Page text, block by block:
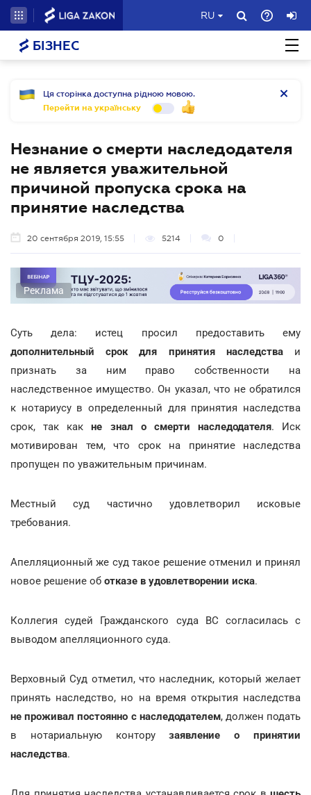
RU
БІЗНЕС
Ця сторінка доступна рідною мовою.
Перейти на українську
Незнание о смерти наследодателя
не является уважительной
причиной пропуска срока на
принятие наследства
20 сентября 2019, 15:55 5214 0
Реклама
Суть дела: истец просил предоставить ему
дополнительный срок для принятия наследстваи
признать за ним право собственности на
наследственное имущество. Он указал, что не обратился
к нотариусу в определенный для принятия наследства
срок, так какне знал о смерти наследодателя. Иск
мотивирован тем, что срок на принятие наследства
пропущен по уважительным причинам.
Местный суд частично удовлетворил исковые
требования.
Апелляционный же суд такое решение отменил и принял
новое решение об отказе в удовлетворении иска.
Коллегия судей Гражданского суда ВС согласилась с
выводом апелляционного суда.
Верховный Суд отметил, что наследник, который желает
принять наследство, но на время открытия наследства
не проживал постоянно с наследодателем, должен подать
в нотариальную конторузаявление о принятии
наследства.